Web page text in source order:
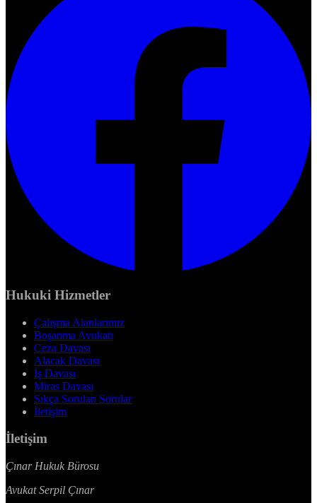
Hukuki Hizmetler
Çalışma Alanlarımız
Boşanma Avukatı
Ceza Davası
Alacak Davası
İş Davası
Miras Davası
Sıkça Sorulan Sorular
İletişim
İletişim
Çınar Hukuk Bürosu
Avukat Serpil Çınar